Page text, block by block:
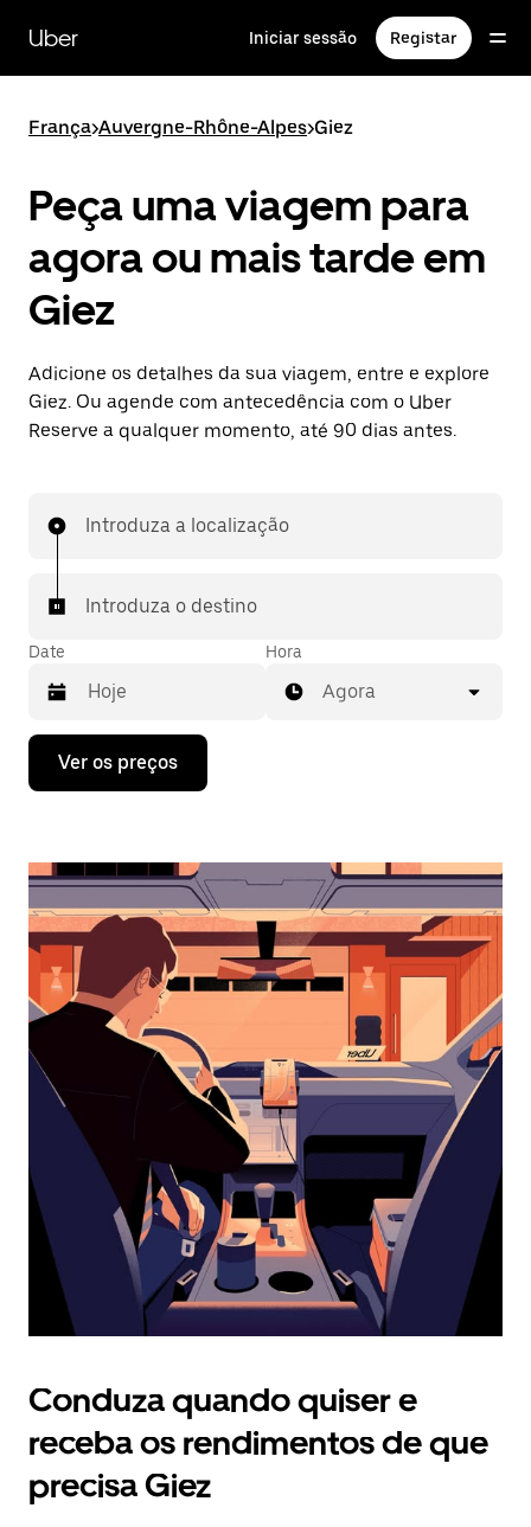
para
conteúdo
Uber Iniciar sessão Registar
França>Auvergne-Rhône-Alpes>Giez
Peça uma viagem para
agora ou mais tarde em
Giez
Adicione os detalhes da sua viagem, entre e explore
Giez. Ou agende com antecedência com o Uber
Reserve a qualquer momento, até 90 dias antes.
Introduza a localização
Introduza o destino
Date
Prima
tecla
interagir
o
calendário
selecionar
uma
data.
Prima
o
botão
o
calendário.
Hora
Agora
Ver os preços
Conduza quando quiser e
receba os rendimentos de que
precisa Giez